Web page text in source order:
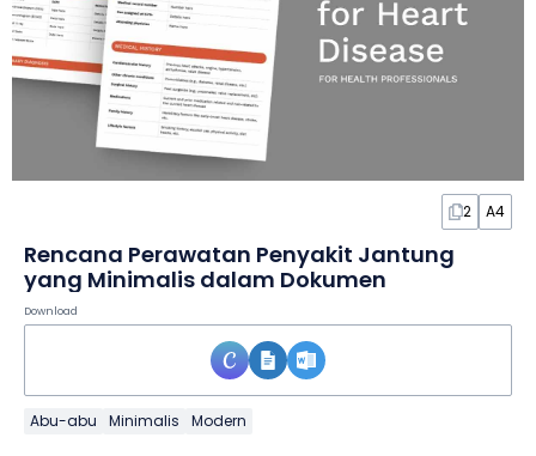
2 A4
Rencana Perawatan Penyakit Jantung
yang Minimalis dalam Dokumen
Download
Abu-abu Minimalis Modern